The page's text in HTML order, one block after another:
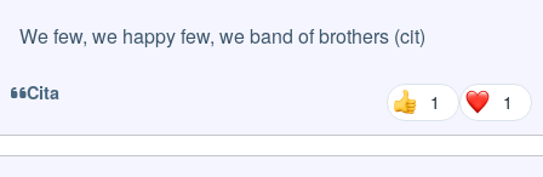
We few, we happy few, we band of brothers (cit)
Cita 1 1